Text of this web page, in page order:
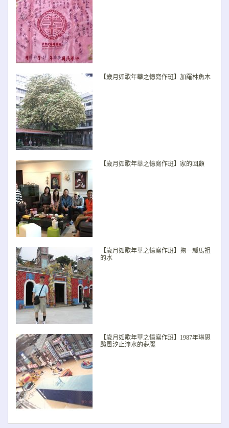
【歲月如歌年華之憶寫作班】加羅林魚木
【歲月如歌年華之憶寫作班】家的回顧
【歲月如歌年華之憶寫作班】掬一瓢馬祖
的水
【歲月如歌年華之憶寫作班】1987年琳恩
颱風汐止淹水的夢魘